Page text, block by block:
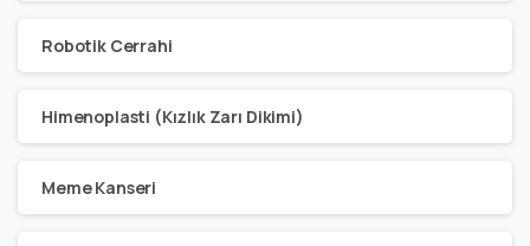
Robotik Cerrahi
Himenoplasti (Kızlık Zarı Dikimi)
Meme Kanseri